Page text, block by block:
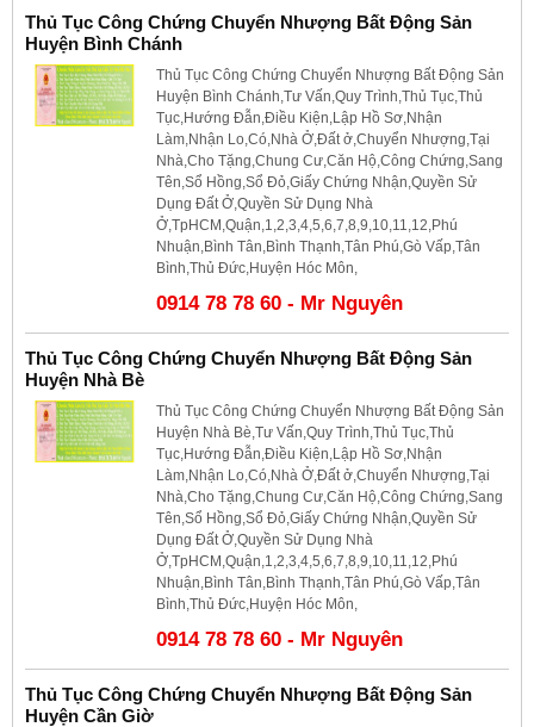
Thủ Tục Công Chứng Chuyển Nhượng Bất Động Sản
Huyện Bình Chánh
Thủ Tục Công Chứng Chuyển Nhượng Bất Động Sản
Huyện Bình Chánh,Tư Vấn,Quy Trình,Thủ Tục,Thủ
Tục,Hướng Đẫn,Điều Kiện,Lập Hồ Sơ,Nhận
Làm,Nhận Lo,Có,Nhà Ở,Đất ở,Chuyển Nhượng,Tại
Nhà,Cho Tặng,Chung Cư,Căn Hộ,Công Chứng,Sang
Tên,Sổ Hồng,Sổ Đỏ,Giấy Chứng Nhận,Quyền Sử
Dụng Đất Ở,Quyền Sử Dụng Nhà
Ở,TpHCM,Quận,1,2,3,4,5,6,7,8,9,10,11,12,Phú
Nhuận,Bình Tân,Bình Thạnh,Tân Phú,Gò Vấp,Tân
Bình,Thủ Đức,Huyện Hóc Môn,
0914 78 78 60 - Mr Nguyên
Thủ Tục Công Chứng Chuyển Nhượng Bất Động Sản
Huyện Nhà Bè
Thủ Tục Công Chứng Chuyển Nhượng Bất Động Sản
Huyện Nhà Bè,Tư Vấn,Quy Trình,Thủ Tục,Thủ
Tục,Hướng Đẫn,Điều Kiện,Lập Hồ Sơ,Nhận
Làm,Nhận Lo,Có,Nhà Ở,Đất ở,Chuyển Nhượng,Tại
Nhà,Cho Tặng,Chung Cư,Căn Hộ,Công Chứng,Sang
Tên,Sổ Hồng,Sổ Đỏ,Giấy Chứng Nhận,Quyền Sử
Dụng Đất Ở,Quyền Sử Dụng Nhà
Ở,TpHCM,Quận,1,2,3,4,5,6,7,8,9,10,11,12,Phú
Nhuận,Bình Tân,Bình Thạnh,Tân Phú,Gò Vấp,Tân
Bình,Thủ Đức,Huyện Hóc Môn,
0914 78 78 60 - Mr Nguyên
Thủ Tục Công Chứng Chuyển Nhượng Bất Động Sản
Huyện Cần Giờ